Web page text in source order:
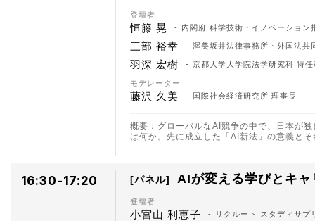
登壇者
恒籐 晃 内閣府 科学技術・イノベーション
三部 裕幸 渥美坂井法律事務所・外国法
羽深 宏樹 京都大学大学院法学研究科 特
モデレーター
藤沢 久美 国際社会経済研究所 理事長
概要：グローバルなAI競争の中で、日本が
は何か。先に成立した「AI新法」の意義と
16:30-17:20 パネル AIが変える学びとキ
登壇者
小宮山 利恵子 リクルート スタディサ